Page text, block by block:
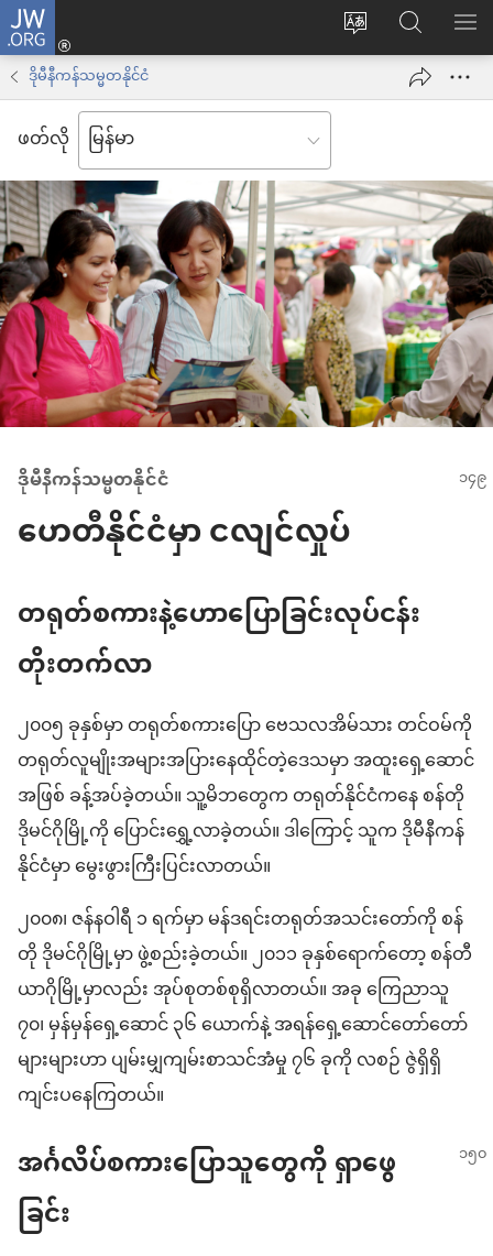
JW.ORG
ဝ
ဘာသာစကား
ကို
ပြောင်း
ပါ
Log
in
အသစ်
ဖွ
င့်
နေ
ပါ
တယ်)
JW.ORG
ရှာ
ဒိုမီနီကန်သမ္မတနိုင်ငံ
ဖတ်လို
ဒိုမီနီကန်သမ္မတနိုင်ငံ
ဟေတီနိုင်ငံမှာ ငလျင်လှုပ်
တရုတ်စကားနဲ့ဟောပြောခြင်းလုပ်ငန်း
တိုးတက်လာ
၂၀၀၅ ခုနှစ်မှာ တရုတ်စကားပြော ဗေသလအိမ်သား တင်ဝမ်ကို
တရုတ်လူမျိုးအများအပြားနေထိုင်တဲ့ဒေသမှာ အထူးရှေ့ဆောင်
အဖြစ် ခန့်အပ်ခဲ့တယ်။ သူ့မိဘတွေက တရုတ်နိုင်ငံကနေ စန်တို
ဒိုမင်ဂိုမြို့ကို ပြောင်းရွှေ့လာခဲ့တယ်။ ဒါကြောင့် သူက ဒိုမီနီကန်
နိုင်ငံမှာ မွေးဖွားကြီးပြင်းလာတယ်။
၂၀၀၈၊ ဇန်နဝါရီ ၁ ရက်မှာ မန်ဒရင်းတရုတ်အသင်းတော်ကို စန်
တို ဒိုမင်ဂိုမြို့မှာ ဖွဲ့စည်းခဲ့တယ်။ ၂၀၁၁ ခုနှစ်ရောက်တော့ စန်တီ
ယာဂိုမြို့မှာလည်း အုပ်စုတစ်စုရှိလာတယ်။ အခု ကြေညာသူ
၇၀၊ မှန်မှန်ရှေ့ဆောင် ၃၆ ယောက်နဲ့ အရန်ရှေ့ဆောင်တော်တော်
များများဟာ ပျမ်းမျှကျမ်းစာသင်အံမှု ၇၆ ခုကို လစဉ် ဇွဲရှိရှိ
ကျင်းပနေကြတယ်။
အင်္ဂလိပ်စကားပြောသူတွေကို ရှာဖွေ
ခြင်း